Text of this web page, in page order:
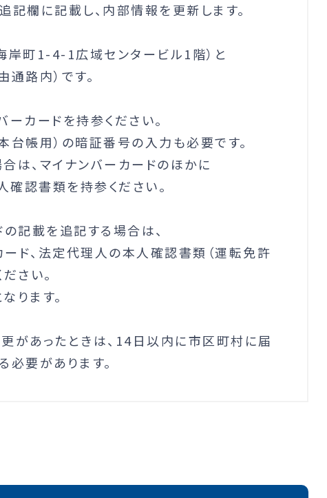
欄に記載し、内部情報を更新します。
岸町1-4-1広域センタービル1階）と
路内）です。
カードを持参ください。
帳用）の暗証番号の入力も必要です。
は、マイナンバーカードのほかに
認書類を持参ください。
記載を追記する場合は、
ド、法定代理人の本人確認書類（運転免許
さい。
ります。
があったときは、14日以内に市区町村に届
必要があります。